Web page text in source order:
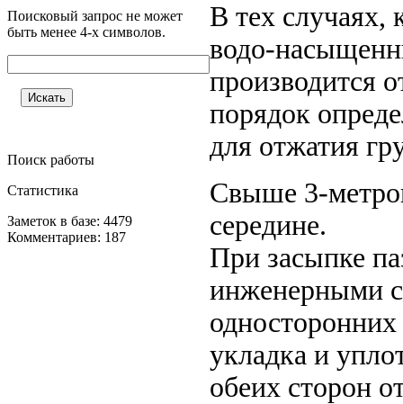
Поисковый запрос не может
быть менее 4-х символов.
Поиск работы
Статистика
Заметок в базе: 4479
Комментариев: 187
В тех случаях,
водо-
производится
порядок
для отжатия
Свыше 3-
середине.
При засыпке
инженерными
укладка и
обеих сторон